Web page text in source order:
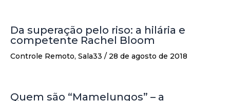
Da superação pelo riso: a hilária e
competente Rachel Bloom
Controle Remoto, Sala33 / 28 de agosto de 2018
Quem são “Mamelungos” – a